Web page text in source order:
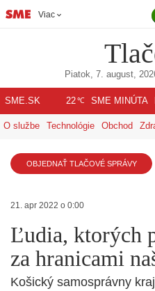
Viac
Piatok, 7. august,
SME.SK 22℃ SME MINÚTA
O službe Technológie Obchod
OBJEDNAŤ TLAČOVÉ SPRÁVY
21. apr 2022 o 0:00
Ľudia, ktorých
za hranicami
Košický samosprávny